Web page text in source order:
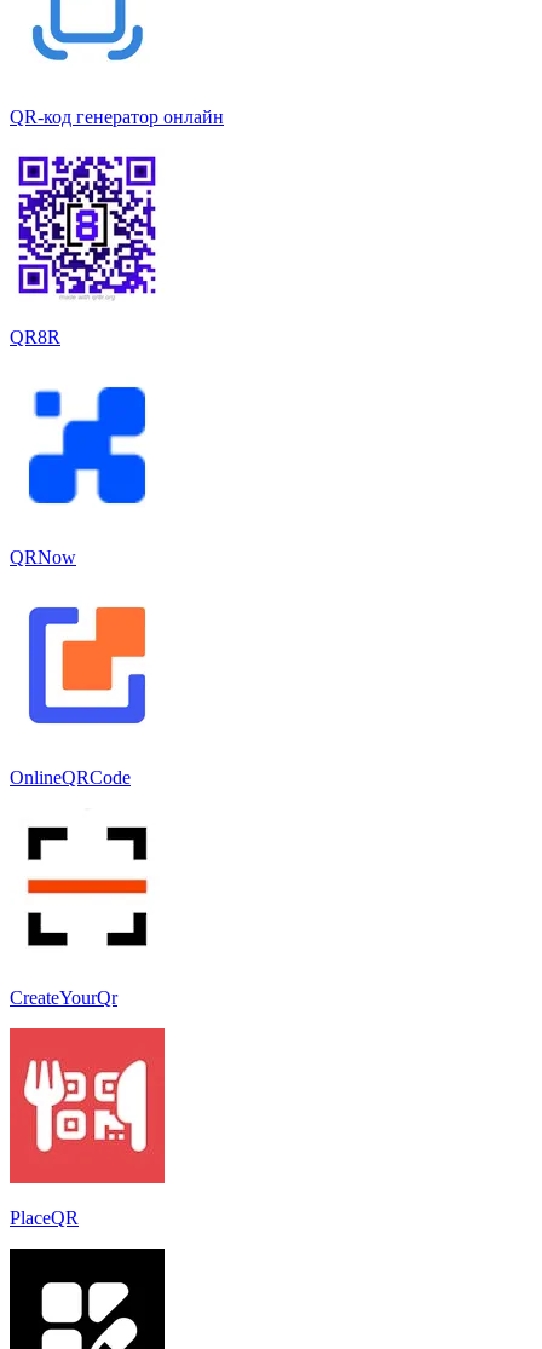
QR-код генератор онлайн
QR8R
QRNow
OnlineQRCode
CreateYourQr
PlaceQR